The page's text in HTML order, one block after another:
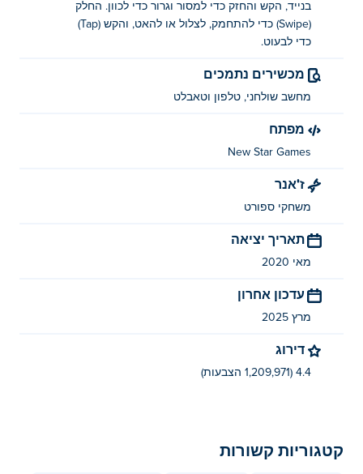
בנייד, הקש והחזק כדי למסור וגרור כדי לכוון. החלק
(Swipe) כדי להתחמק, לצלול או להאט, והקש (Tap)
כדי לבעוט.
מכשירים נתמכים
מחשב שולחני, טלפון וטאבלט
מפתח
New Star Games
ז'אנר
משחקי ספורט
תאריך יציאה
מאי 2020
עדכון אחרון
מרץ 2025
דירוג
4.4 (1,209,971 הצבעות)
קטגוריות קשורות